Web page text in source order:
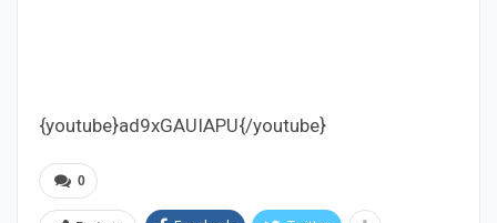
{youtube}ad9xGAUIAPU{/youtube}
0